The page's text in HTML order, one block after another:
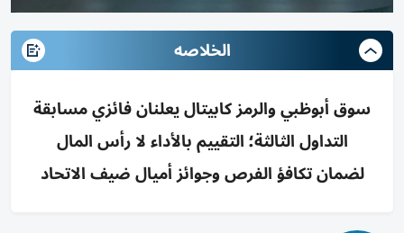
الخلاصه
سوق أبوظبي والرمز كابيتال يعلنان فائزي مسابقة
التداول الثالثة؛ التقييم بالأداء لا رأس المال
لضمان تكافؤ الفرص وجوائز أميال ضيف الاتحاد